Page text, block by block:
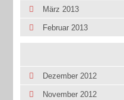
März 2013
Februar 2013
Dezember 2012
November 2012